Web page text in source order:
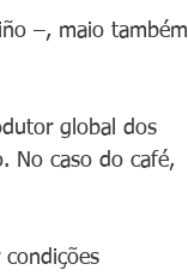
–, maio também
global dos
No caso do café,